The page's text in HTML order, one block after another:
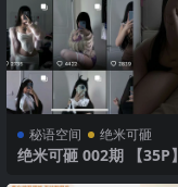
秘语空间 绝米可砸
绝米可砸 002期 【35P】